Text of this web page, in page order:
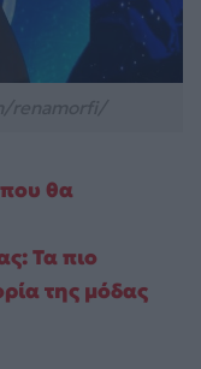
θα
Τα πιο
της μόδας